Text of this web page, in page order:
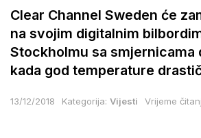
Clear Channel Sweden će
na svojim digitalnim
Stockholmu sa smjernicama
kada god temperature
13/12/2018 Kategorija: Vijesti Vrijeme